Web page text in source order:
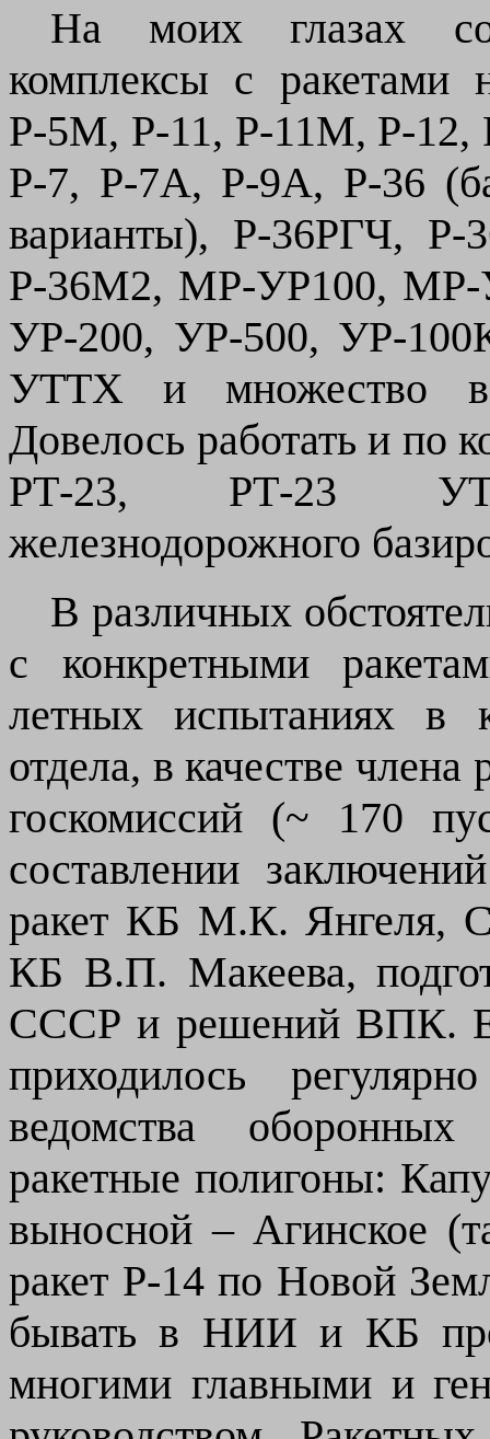
На моих глазах
комплексы с
Р-5М, Р-11, Р-11М, Р-12,
Р-7, Р-7А, Р-9А, Р-36
варианты), Р-36РГЧ,
Р-36М2, МР-УР100, МР-
УР-200, УР-500, УР-
УТТХ и множество
Довелось работать и по
РТ-23, РТ-23
железнодорожного
В различных
с конкретными
летных испытаниях в
отдела, в качестве
госкомиссий (~ 170
составлении
ракет КБ М.К. Янгеля,
КБ В.П. Макеева,
СССР и решений ВПК.
приходилось
ведомства
ракетные полигоны:
выносной – Агинское
ракет Р-14 по Новой
бывать в НИИ и КБ
многими главными и